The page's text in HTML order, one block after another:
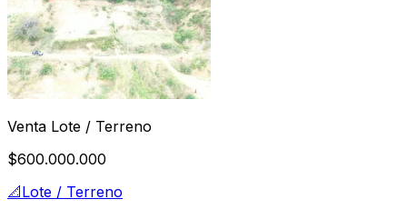
Venta Lote / Terreno
$600.000.000
📐 Lote / Terreno